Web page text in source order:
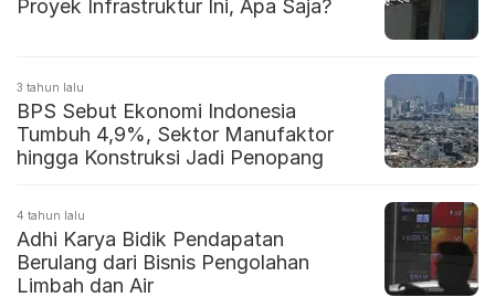
Proyek Infrastruktur Ini, Apa Saja?
3 tahun lalu
BPS Sebut Ekonomi Indonesia
Tumbuh 4,9%, Sektor Manufaktor
hingga Konstruksi Jadi Penopang
4 tahun lalu
Adhi Karya Bidik Pendapatan
Berulang dari Bisnis Pengolahan
Limbah dan Air